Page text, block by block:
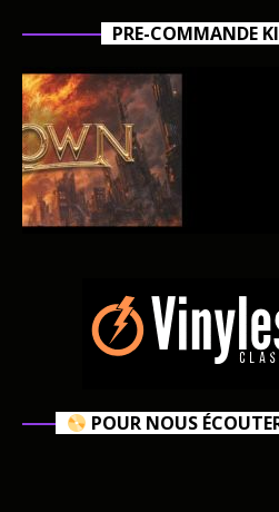
PRE-COMMANDE
POUR NOUS